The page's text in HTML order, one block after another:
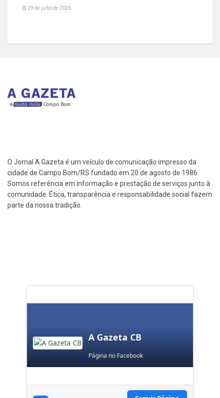
29 de julho de 2026
O Jornal A Gazeta é um veículo de comunicação impresso da
cidade de Campo Bom/RS fundado em 20 de agosto de 1986.
Somos referência em informação e prestação de serviços junto à
comunidade. Ética, transparência e responsabilidade social fazem
parte da nossa tradição.
A Gazeta CB
Página no Facebook